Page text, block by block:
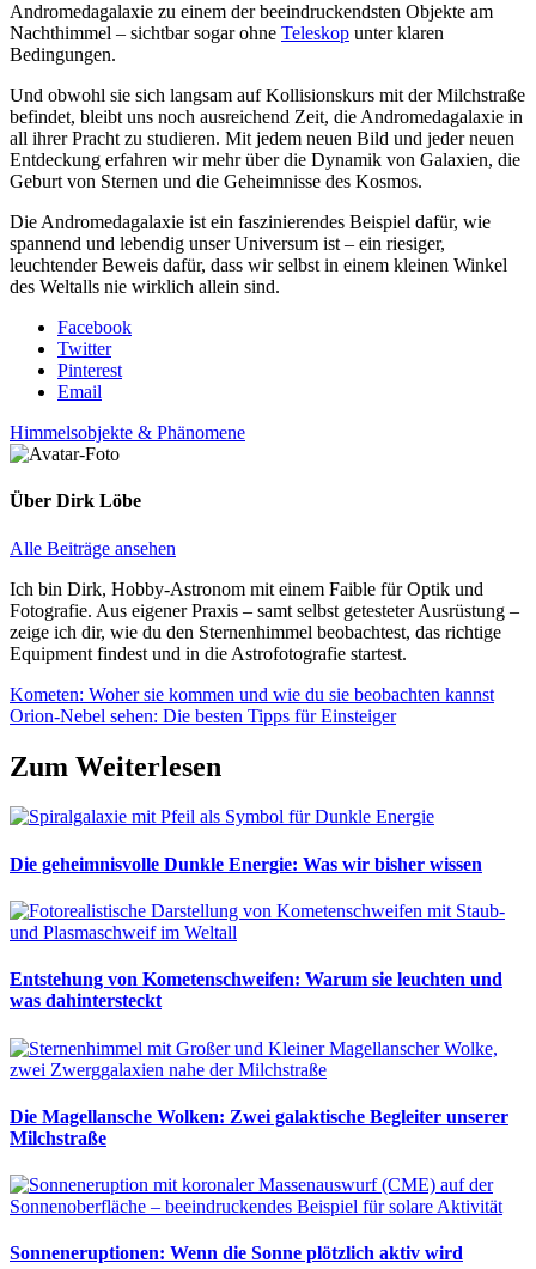
Andromedagalaxie zu einem der beeindruckendsten Objekte am
Nachthimmel – sichtbar sogar ohne Teleskop unter klaren
Bedingungen.
Und obwohl sie sich langsam auf Kollisionskurs mit der Milchstraße
befindet, bleibt uns noch ausreichend Zeit, die Andromedagalaxie in
all ihrer Pracht zu studieren. Mit jedem neuen Bild und jeder neuen
Entdeckung erfahren wir mehr über die Dynamik von Galaxien, die
Geburt von Sternen und die Geheimnisse des Kosmos.
Die Andromedagalaxie ist ein faszinierendes Beispiel dafür, wie
spannend und lebendig unser Universum ist – ein riesiger,
leuchtender Beweis dafür, dass wir selbst in einem kleinen Winkel
des Weltalls nie wirklich allein sind.
Facebook
Twitter
Pinterest
Email
Himmelsobjekte & Phänomene
Über Dirk Löbe
Alle Beiträge ansehen
Ich bin Dirk, Hobby-Astronom mit einem Faible für Optik und
Fotografie. Aus eigener Praxis – samt selbst getesteter Ausrüstung –
zeige ich dir, wie du den Sternenhimmel beobachtest, das richtige
Equipment findest und in die Astrofotografie startest.
Beitragsnavigation
Vorheriger
Beitrag:
Kometen: Woher sie kommen und wie du sie beobachten kannst
Nächster
Orion-Nebel sehen: Die besten Tipps für Einsteiger
Zum Weiterlesen
Die geheimnisvolle Dunkle Energie: Was wir bisher wissen
Entstehung von Kometenschweifen: Warum sie leuchten und
was dahintersteckt
Die Magellansche Wolken: Zwei galaktische Begleiter unserer
Milchstraße
Sonneneruptionen: Wenn die Sonne plötzlich aktiv wird